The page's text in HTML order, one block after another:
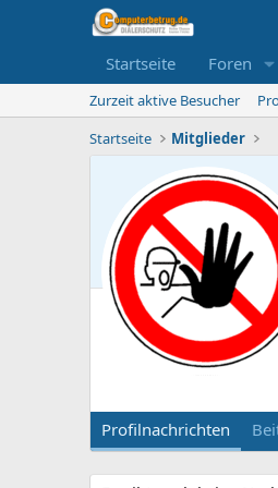
Startseite Foren
Zurzeit aktive Besucher
Startseite
Mitglieder
Profilnachrichten